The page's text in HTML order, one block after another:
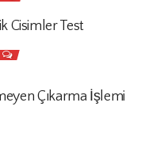
Cisimler Test
Çıkarma İşlemi